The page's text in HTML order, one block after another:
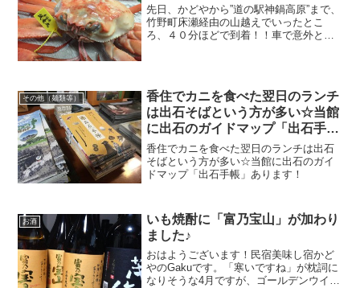
先日、かどやから”道の駅神鍋高原”まで、
竹野町床瀬経由の山越えでいったとこ
ろ、４０分ほどで到着！！車で意外と近
す。６月に入り、活イカ...
その他（麺類等）
香住でカニを食べた翌日のランチ
は出石そばという方が多い☆当館
に出石のガイドマップ「出石手
帳」あります！
香住でカニを食べた翌日のランチは出石
そばという方が多い☆当館に出石のガイ
ドマップ「出石手帳」あります！
お酒
いも焼酎に「富乃宝山」が加わり
ました♪
おはようございます！民宿美味し宿かど
やのGakuです。「寒いですね」が枕詞に
なりそうな4月ですが、ゴールデンウイー